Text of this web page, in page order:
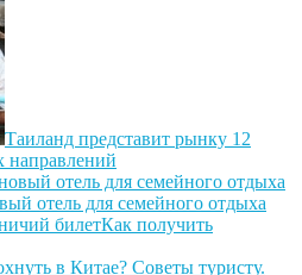
Таиланд представит рынку 12
направлений
отель для семейного отдыха
Как получить